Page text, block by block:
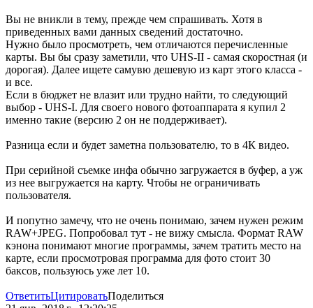
Вы не вникли в тему, прежде чем спрашивать. Хотя в
приведенных вами данных сведений достаточно.
Нужно было просмотреть, чем отличаются перечисленные
карты. Вы бы сразу заметили, что UHS-II - самая скоростная (и
дорогая). Далее ищете самувю дешевую из карт этого класса -
и все.
Если в бюджет не влазит или трудно найти, то следующий
выбор - UHS-I. Для своего нового фотоаппарата я купил 2
именно такие (версию 2 он не поддерживает).
Разница если и будет заметна пользователю, то в 4К видео.
При серийной съемке инфа обычно загружается в буфер, а уж
из нее выгружается на карту. Чтобы не ограничивать
пользователя.
И попутно замечу, что не очень понимаю, зачем нужен режим
RAW+JPEG. Попробовал тут - не вижу смысла. Формат RAW
кэнона понимают многие программы, зачем тратить место на
карте, если просмотровая программа для фото стоит 30
баксов, пользуюсь уже лет 10.
ОтветитьЦитироватьПоделиться